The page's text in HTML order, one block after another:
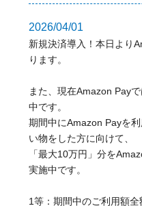
2026/04/01
新規決済導入！本日より
ります。
また、現在Amazon Pay
中です。
期間中にAmazon Payを
い物をした方に向けて、
「最大10万円」分を
実施中です。
1等：期間中のご利用額